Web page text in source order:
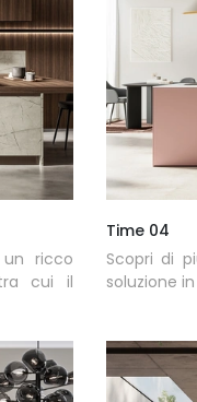
ricco
tra cui il
Time 04
Scopri di
soluzione